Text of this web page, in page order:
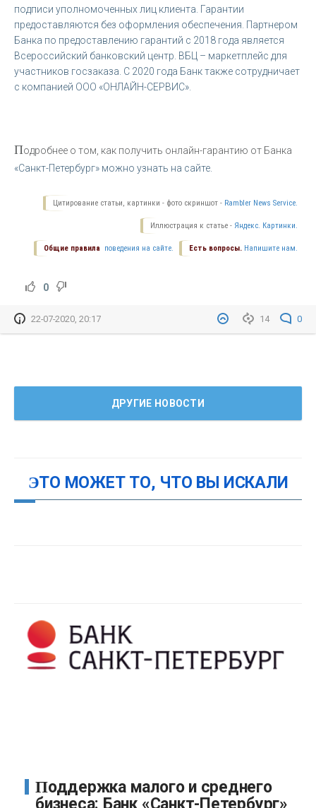
подписи уполномоченных лиц клиента. Гарантии
предоставляются без оформления обеспечения. Партнером
Банка по предоставлению гарантий с 2018 года является
Всероссийский банковский центр. ВБЦ – маркетплейс для
участников госзаказа. С 2020 года Банк также сотрудничает
с компанией ООО «ОНЛАЙН-СЕРВИС».
Подробнее о том, как получить онлайн-гарантию от Банка
«Санкт-Петербург» можно узнать на сайте.
Цитирование статьи, картинки - фото скриншот - Rambler News Service.
Иллюстрация к статье - Яндекс. Картинки.
Есть вопросы. Напишите нам.
Общие правила поведения на сайте.
0
14 0
22-07-2020, 20:17
ДРУГИЕ НОВОСТИ
ЭТО МОЖЕТ ТО, ЧТО ВЫ ИСКАЛИ
Поддержка малого и среднего
бизнеса: Банк «Санкт-Петербург»